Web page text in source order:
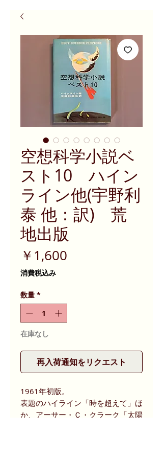
空想科学小説ベ
スト10 ハイン
ライン他(宇野利
泰 他：訳) 荒
地出版
￥1,600
消費税込み
数量 *
在庫なし
再入荷通知をリクエスト
1961年初版。
表題のハイライン「時を超えて」ほ
か、アーサー・Ｃ・クラーク「太陽